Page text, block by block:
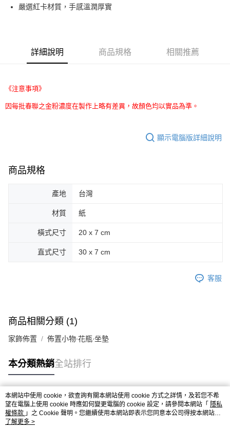
悠遊付
相關說明
【關於「AFTEE先享後付」】
便利好安心！
１．簡單：不需註冊會員、不需綁卡、不需儲值。
２．便利：只要手機號碼，簡訊認證，即可結帳。
１．於結帳方式選擇「AFTEE先享後付」後，將跳轉至「AFTEE先享後付」
３．收到繳費通知簡訊後14天內，點擊此簡訊中的連結，可透過四大超商／
ATM／網路銀行／等多元方式進行付款，方視為交易完成。
購買商品的店家。未經商家同意取消之訂單仍視為有效，需透過AFTEE先享
※ 交易是否成功請以「AFTEE先享後付 」之結帳頁面顯示為準，若有關於
客戶支援中心」https://netprotections.freshdesk.com/support/home
【注意事項】
「AFTEE先享後付」，若未經同意申辦者引起之損失，本公司不負相關責
任。
４．使用「AFTEE先享後付」時，將依據個別帳號之用戶狀況，依本公司即
時審查核予不同之上限額度；若仍有額度不足之情形，本公司將視審查結果
５．嚴禁一人註冊多個帳號或使用他人資訊註冊。若發現惡意使用之情形，
每筆NT$70，滿NT$599(含以上)免運費
付款後萊爾富取貨
每筆NT$70，滿NT$599(含以上)免運費
7-11取貨付款
每筆NT$100，滿NT$599(含以上)免運費
每筆NT$200
嚴選紅卡材質，手感溫潤厚實
詳細說明 商品規格 相關推薦
《注意事項》
因每批春聯之金粉濃度在製作上略有差異，故顏色均以實品為準。
顯示電腦版詳細說明
商品規格
產地 台灣
材質 紙
橫式尺寸 20 x 7 cm
直式尺寸 30 x 7 cm
客服
商品相關分類 (1)
家飾佈置 佈置小物∙花瓶∙坐墊
本分類熱銷全站排行
熱門標籤
本網站中使用 cookie，欲查詢有關本網站使用 cookie 方式之詳情，及若您不希
望在電腦上使用 cookie 時應如何變更電腦的 cookie 設定，請參閱本網站「 隱私
權條款 」之 Cookie 聲明。您繼續使用本網站即表示您同意本公司得按本網站使
用條款之 Cookie 聲明使用 cookie。
了解更多 >